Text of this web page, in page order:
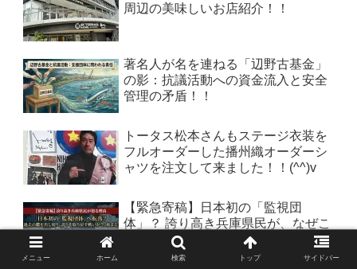
周辺の美味しいお店紹介！！
著名人が名を連ねる「辺野古基金」
の影：抗議活動への資金流入と安全
管理の矛盾！！
トータス松本さんもステージ衣装を
フルオーダーした播州織オーダーシ
ャツを注文して来ました！！(^^)v
【緊急寄稿】日本初の「監視団
体」？ 誇り高き兵庫県民が、なぜこ
んな屈辱を味わわなあかんのや！責
任者出て来い！！
メニュー ホーム 検索 トップ サイドバー